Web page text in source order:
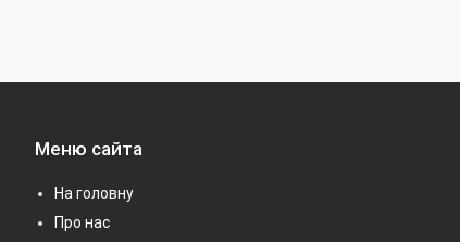
Меню сайта
На головну
Про нас